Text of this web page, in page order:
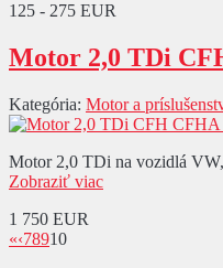
125 - 275 EUR
Motor 2,0 TDi
Kategória: Motor a
Motor 2,0 TDi na vozidlá
Zobraziť viac
1 750 EUR
«‹78910